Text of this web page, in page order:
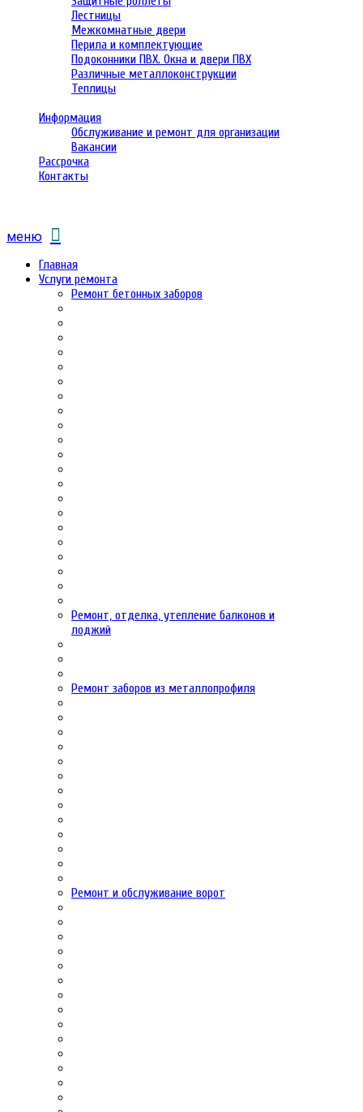
Лестницы
Межкомнатные двери
Перила и комплектующие
Подоконники ПВХ. Окна и двери ПВХ
Различные металлоконструкции
Теплицы
Информация
Обслуживание и ремонт для организации
Вакансии
Рассрочка
Контакты
меню
Главная
Услуги ремонта
Ремонт бетонных заборов
Ремонт, отделка, утепление балконов и
лоджий
Ремонт заборов из металлопрофиля
Ремонт и обслуживание ворот